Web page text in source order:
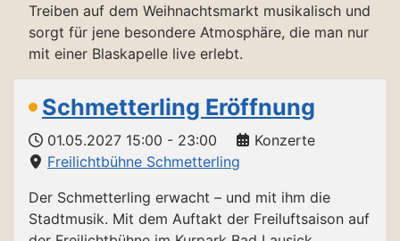
Treiben auf dem Weihnachtsmarkt musikalisch und
sorgt für jene besondere Atmosphäre, die man nur
mit einer Blaskapelle live erlebt.
Schmetterling Eröffnung
01.05.2027 15:00 - 23:00
Konzerte
Freilichtbühne Schmetterling
Der Schmetterling erwacht – und mit ihm die
Stadtmusik. Mit dem Auftakt der Freiluftsaison auf